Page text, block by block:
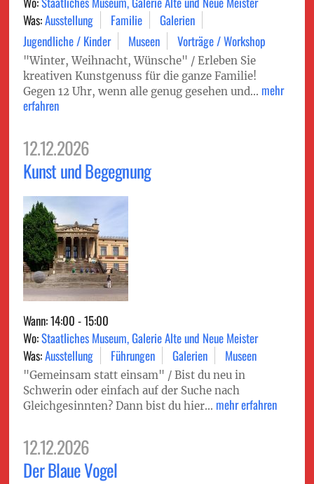
Was:Ausstellung Familie
Galerien
Jugendliche / Kinder
Museen Vorträge / Workshop
"Winter, Weihnacht, Wünsche" / Erleben Sie
kreativen Kunstgenuss für die ganze Familie!
Gegen 12 Uhr, wenn alle genug gesehen und... mehr
erfahren
12.12.2026
Kunst und Begegnung
Wann: 14:00 - 15:00
Wo:Staatliches Museum, Galerie Alte und Neue Meister
Was:Ausstellung Führungen Galerien Museen
"Gemeinsam statt einsam" / Bist du neu in
Schwerin oder einfach auf der Suche nach
Gleichgesinnten? Dann bist du hier... mehr erfahren
12.12.2026
Der Blaue Vogel